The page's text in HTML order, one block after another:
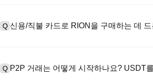
를 초과하는 대규모 거래에 대한 장외 거래
Q 신용/직불 카드로 RION을 구매하는 데
물 거래 수수료(최대 0.05%)가 적용됩니다.
Q P2P 거래는 어떻게 시작하나요? USDT